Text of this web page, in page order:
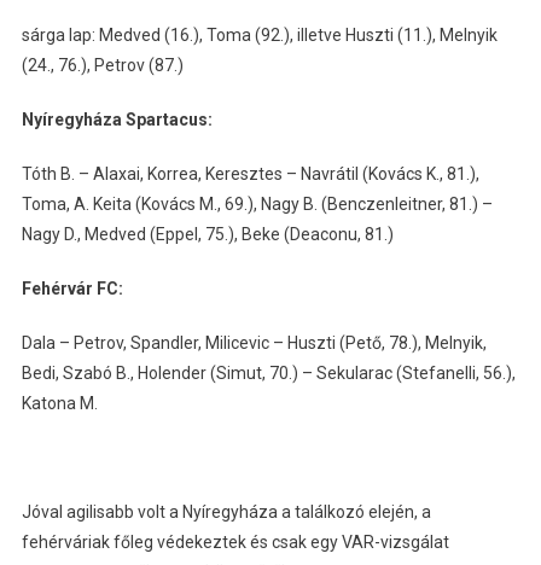
sárga lap: Medved (16.), Toma (92.), illetve Huszti (11.), Melnyik
(24., 76.), Petrov (87.)
Nyíregyháza Spartacus:
Tóth B. – Alaxai, Korrea, Keresztes – Navrátil (Kovács K., 81.),
Toma, A. Keita (Kovács M., 69.), Nagy B. (Benczenleitner, 81.) –
Nagy D., Medved (Eppel, 75.), Beke (Deaconu, 81.)
Fehérvár FC:
Dala – Petrov, Spandler, Milicevic – Huszti (Pető, 78.), Melnyik,
Bedi, Szabó B., Holender (Simut, 70.) – Sekularac (Stefanelli, 56.),
Katona M.
Jóval agilisabb volt a Nyíregyháza a találkozó elején, a
fehérváriak főleg védekeztek és csak egy VAR-vizsgálat